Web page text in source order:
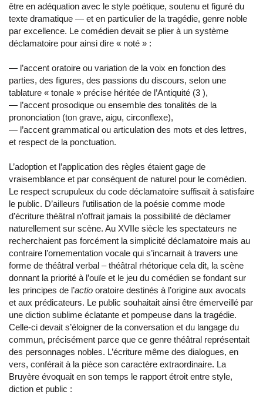
être en adéquation avec le style poétique, soutenu et figuré du
texte dramatique — et en particulier de la tragédie, genre noble
par excellence. Le comédien devait se plier à un système
déclamatoire pour ainsi dire « noté » :
― l’accent oratoire ou variation de la voix en fonction des
parties, des figures, des passions du discours, selon une
tablature « tonale » précise héritée de l’Antiquité (3 ),
― l’accent prosodique ou ensemble des tonalités de la
prononciation (ton grave, aigu, circonflexe),
― l’accent grammatical ou articulation des mots et des lettres,
et respect de la ponctuation.
L’adoption et l’application des règles étaient gage de
vraisemblance et par conséquent de naturel pour le comédien.
Le respect scrupuleux du code déclamatoire suffisait à satisfaire
le public. D’ailleurs l’utilisation de la poésie comme mode
d’écriture théâtral n’offrait jamais la possibilité de déclamer
naturellement sur scène. Au XVIIe siècle les spectateurs ne
recherchaient pas forcément la simplicité déclamatoire mais au
contraire l’ornementation vocale qui s’incarnait à travers une
forme de théâtral verbal – théâtral rhétorique cela dit, la scène
donnant la priorité à l’ouïe et le jeu du comédien se fondant sur
les principes de l’actio oratoire destinés à l’origine aux avocats
et aux prédicateurs. Le public souhaitait ainsi être émerveillé par
une diction sublime éclatante et pompeuse dans la tragédie.
Celle-ci devait s’éloigner de la conversation et du langage du
commun, précisément parce que ce genre théâtral représentait
des personnages nobles. L’écriture même des dialogues, en
vers, conférait à la pièce son caractère extraordinaire. La
Bruyère évoquait en son temps le rapport étroit entre style,
diction et public :